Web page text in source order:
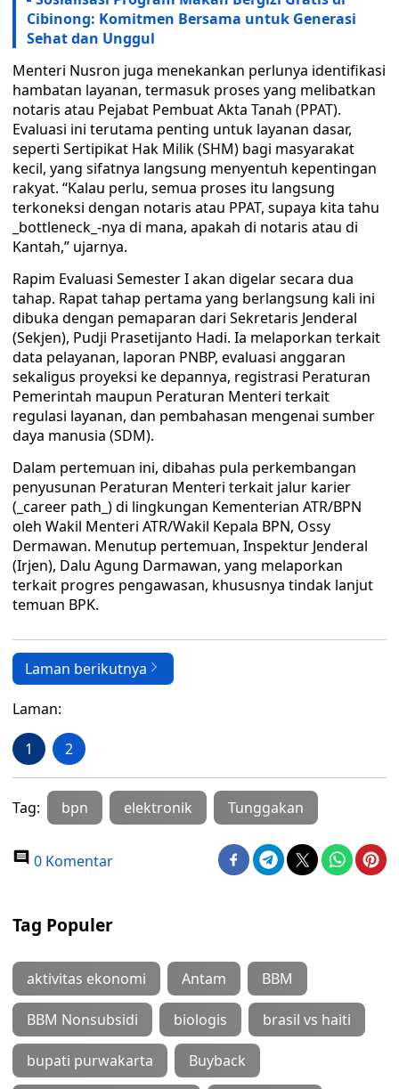
Cibinong: Komitmen Bersama untuk Generasi
Sehat dan Unggul
Menteri Nusron juga menekankan perlunya identifikasi
hambatan layanan, termasuk proses yang melibatkan
notaris atau Pejabat Pembuat Akta Tanah (PPAT).
Evaluasi ini terutama penting untuk layanan dasar,
seperti Sertipikat Hak Milik (SHM) bagi masyarakat
kecil, yang sifatnya langsung menyentuh kepentingan
rakyat. “Kalau perlu, semua proses itu langsung
terkoneksi dengan notaris atau PPAT, supaya kita tahu
_bottleneck_-nya di mana, apakah di notaris atau di
Kantah,” ujarnya.
Rapim Evaluasi Semester I akan digelar secara dua
tahap. Rapat tahap pertama yang berlangsung kali ini
dibuka dengan pemaparan dari Sekretaris Jenderal
(Sekjen), Pudji Prasetijanto Hadi. Ia melaporkan terkait
data pelayanan, laporan PNBP, evaluasi anggaran
sekaligus proyeksi ke depannya, registrasi Peraturan
Pemerintah maupun Peraturan Menteri terkait
regulasi layanan, dan pembahasan mengenai sumber
daya manusia (SDM).
Dalam pertemuan ini, dibahas pula perkembangan
penyusunan Peraturan Menteri terkait jalur karier
(_career path_) di lingkungan Kementerian ATR/BPN
oleh Wakil Menteri ATR/Wakil Kepala BPN, Ossy
Dermawan. Menutup pertemuan, Inspektur Jenderal
(Irjen), Dalu Agung Darmawan, yang melaporkan
terkait progres pengawasan, khususnya tindak lanjut
temuan BPK.
Laman berikutnya
Laman:
1 2
Tag: bpn elektronik Tunggakan
0 Komentar
Tag Populer
aktivitas ekonomi Antam BBM
BBM Nonsubsidi biologis brasil vs haiti
bupati purwakarta Buyback